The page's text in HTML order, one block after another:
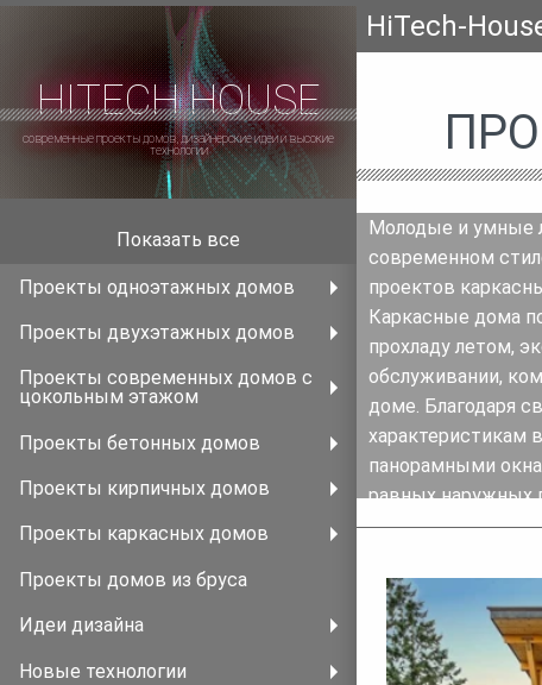
HITECH HOUSE
современные проекты домов, дизайнерские идеи и высокие
технологии
Показать все
Проекты одноэтажных домов
Проекты двухэтажных домов
Проекты современных домов с
цокольным этажом
Проекты бетонных домов
Проекты кирпичных домов
Проекты каркасных домов
Проекты домов из бруса
Идеи дизайна
Новые технологии
HiTech-
Молодые и умные
современном
проектов
Каркасные дома
прохладу летом,
обслуживании,
доме. Благодаря
характеристикам
панорамными
равных наружных
площадь еще для
для расширения
домашнего
домов являются
для